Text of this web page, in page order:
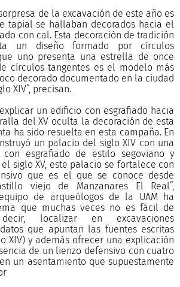
de la excavación de este año es
tapial se hallaban decorados hacia el
con cal. Esta decoración de tradición
un diseño formado por círculos
uno presenta una estrella de once
círculos tangentes es el modelo más
decorado documentado en la ciudad
XIV”, precisan.
un edificio con esgrafiado hacia
del XV oculta la decoración de esta
ha sido resuelta en esta campaña. En
un palacio del siglo XIV con una
con esgrafiado de estilo segoviano y
siglo XV, este palacio se fortalece con
que es el que se conoce desde
viejo de Manzanares El Real”,
de arqueólogos de la UAM ha
que muchas veces no es fácil de
localizar en excavaciones
que apuntan las fuentes escritas
XIV) y además ofrecer una explicación
de un lienzo defensivo con cuatro
un asentamiento que supuestamente